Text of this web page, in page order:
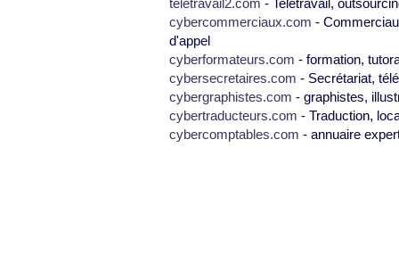
teletravail2.com - Teletravail,
cybercommerciaux.com -
d'appel
cyberformateurs.com - formation,
cybersecretaires.com - Secrétariat,
cybergraphistes.com - graphistes,
cybertraducteurs.com - Traduction,
cybercomptables.com - annuaire